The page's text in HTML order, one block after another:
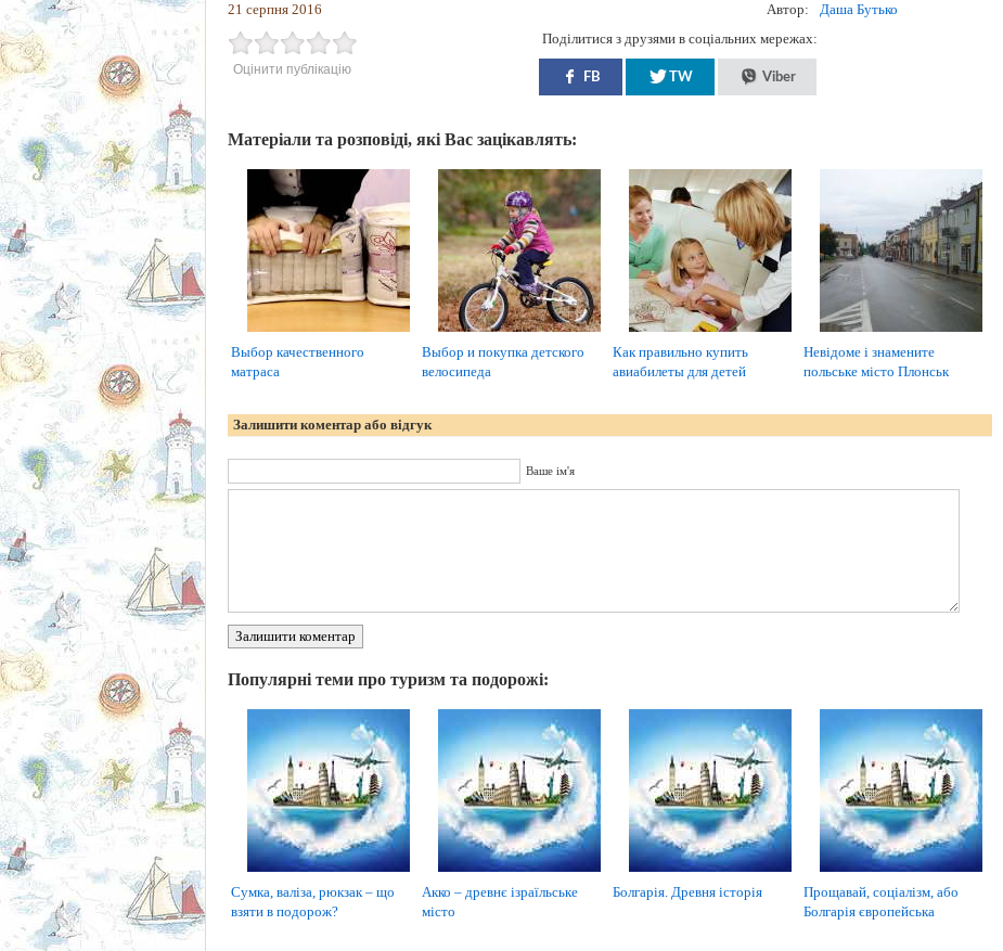
21 серпня 2016 Автор: Даша Бутько
Оцінити публікацію
Поділитися з друзями в соціальних мережах:
FB TW Viber
Матеріали та розповіді, які Вас зацікавлять:
Выбор качественного
матраса
Выбор и покупка детского
велосипеда
Как правильно купить
авиабилеты для детей
Невідоме і знамените
польське місто Плонськ
Залишити коментар або відгук
Ваше ім'я
Залишити коментар
Популярні теми про туризм та подорожі:
Сумка, валіза, рюкзак – що
взяти в подорож?
Акко – древнє ізраїльське
місто
Болгарія. Древня історія
Прощавай, соціалізм, або
Болгарія європейська